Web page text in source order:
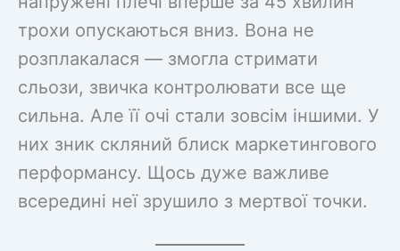
трохи опускаються вниз. Вона не
розплакалася — змогла стримати
сльози, звичка контролювати все ще
сильна. Але її очі стали зовсім іншими. У
них зник скляний блиск маркетингового
перформансу. Щось дуже важливе
всередині неї зрушило з мертвої точки.